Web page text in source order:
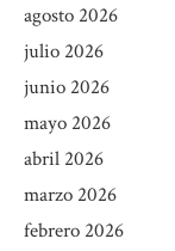
agosto 2026
julio 2026
junio 2026
mayo 2026
abril 2026
marzo 2026
febrero 2026